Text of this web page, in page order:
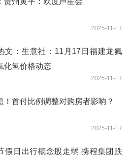
2025-11-17
文：生意社：11月17日福建龙氟
化氢价格动态
2025-11-17
！首付比例调整对购房者影响？
2025-11-17
假日出行概念股走弱 携程集团跌